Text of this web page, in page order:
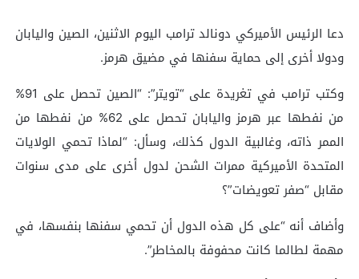
دعا الرئيس الأميركي دونالد ترامب اليوم الاثنين، الصين واليابان
ودولا أخرى إلى حماية سفنها في مضيق هرمز.
وكتب ترامب في تغريدة على “تويتر”: “الصين تحصل على 91%
من نفطها عبر هرمز واليابان تحصل على 62% من نفطها من
الممر ذاته، وغالبية الدول كذلك، وسأل: “لماذا تحمي الولايات
المتحدة الأميركية ممرات الشحن لدول أخرى على مدى سنوات
مقابل “صفر تعويضات”؟
وأضاف أنه “على كل هذه الدول أن تحمي سفنها بنفسها، في
مهمة لطالما كانت محفوفة بالمخاطر”.